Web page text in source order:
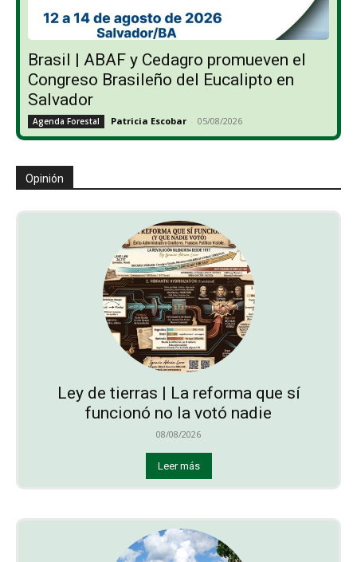
Brasil | ABAF y Cedagro promueven el
Congreso Brasileño del Eucalipto en
Salvador
Agenda Forestal Patricia Escobar - 05/08/2026
Opinión
Ley de tierras | La reforma que sí
funcionó no la votó nadie
08/08/2026
Leer más